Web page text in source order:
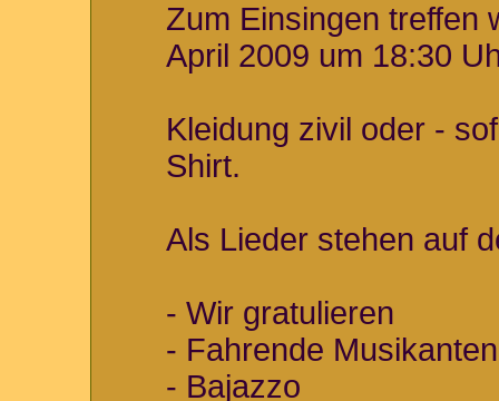
Zum Einsingen treffen
April 2009 um 18:30
Kleidung zivil oder -
Shirt.
Als Lieder stehen auf
- Wir gratulieren
- Fahrende Musikanten
- Bajazzo